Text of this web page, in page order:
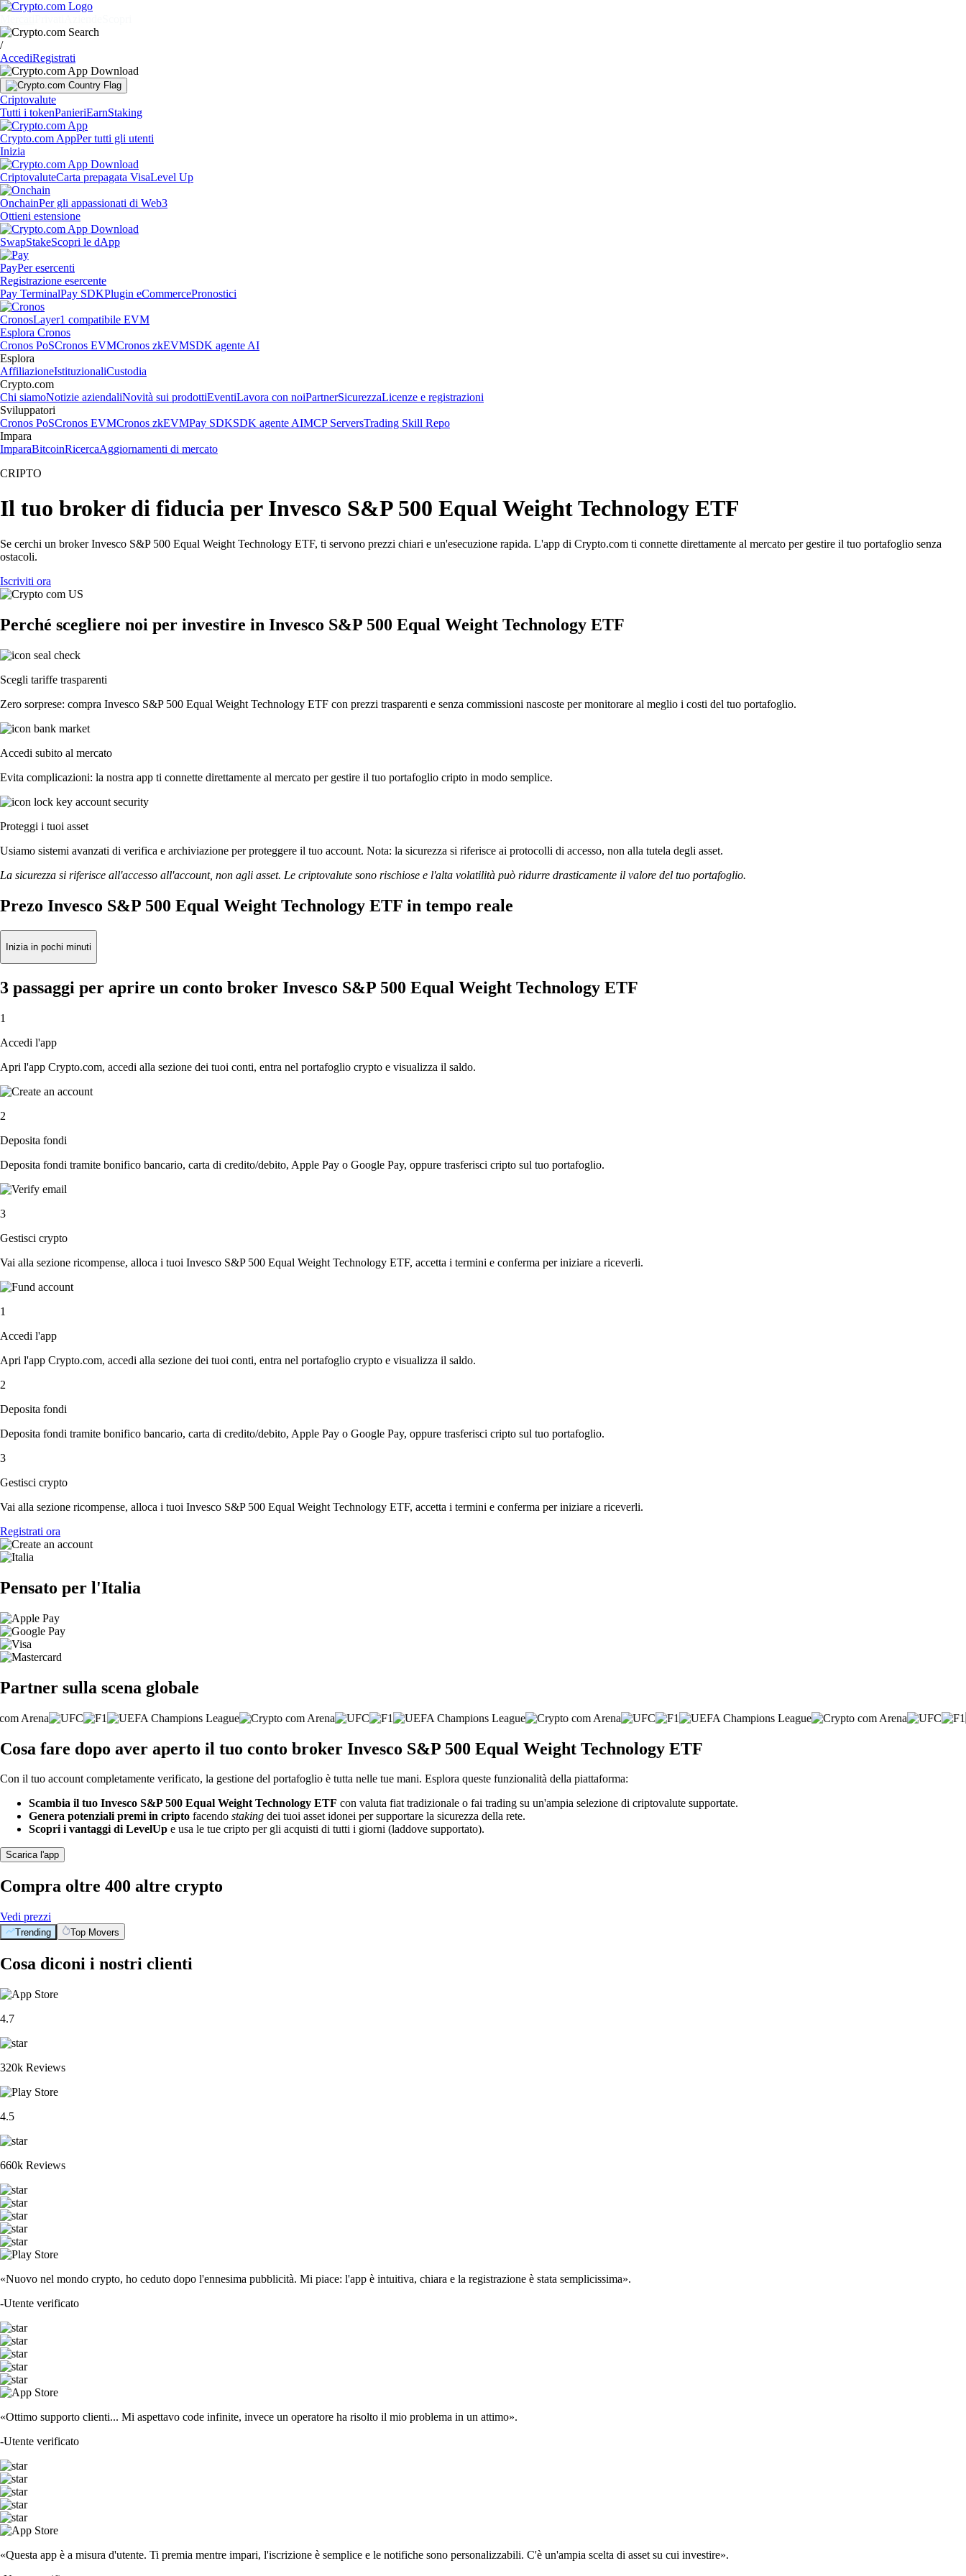
/
AccediRegistrati
Criptovalute
Tutti i tokenPanieriEarnStaking
Crypto.com AppPer tutti gli utenti
Inizia
CriptovaluteCarta prepagata VisaLevel Up
OnchainPer gli appassionati di Web3
Ottieni estensione
SwapStakeScopri le dApp
PayPer esercenti
Registrazione esercente
Pay TerminalPay SDKPlugin eCommercePronostici
CronosLayer1 compatibile EVM
Esplora Cronos
Cronos PoSCronos EVMCronos zkEVMSDK agente AI
Esplora
AffiliazioneIstituzionaliCustodia
Crypto.com
Chi siamoNotizie aziendaliNovità sui prodottiEventiLavora con noiPartnerSicurezzaLicenze e registrazioni
Sviluppatori
Cronos PoSCronos EVMCronos zkEVMPay SDKSDK agente AIMCP ServersTrading Skill Repo
Impara
ImparaBitcoinRicercaAggiornamenti di mercato
CRIPTO
Il tuo broker di fiducia per Invesco S&P 500 Equal Weight Technology ETF
Se cerchi un broker Invesco S&P 500 Equal Weight Technology ETF, ti servono prezzi chiari e un'esecuzione rapida. L'app di Crypto.com ti connette direttamente al mercato per gestire il tuo portafoglio senza
ostacoli.
Iscriviti ora
Perché scegliere noi per investire in Invesco S&P 500 Equal Weight Technology ETF
Scegli tariffe trasparenti
Zero sorprese: compra Invesco S&P 500 Equal Weight Technology ETF con prezzi trasparenti e senza commissioni nascoste per monitorare al meglio i costi del tuo portafoglio.
Accedi subito al mercato
Evita complicazioni: la nostra app ti connette direttamente al mercato per gestire il tuo portafoglio cripto in modo semplice.
Proteggi i tuoi asset
Usiamo sistemi avanzati di verifica e archiviazione per proteggere il tuo account. Nota: la sicurezza si riferisce ai protocolli di accesso, non alla tutela degli asset.
La sicurezza si riferisce all'accesso all'account, non agli asset. Le criptovalute sono rischiose e l'alta volatilità può ridurre drasticamente il valore del tuo portafoglio.
Prezo Invesco S&P 500 Equal Weight Technology ETF in tempo reale
Inizia in pochi minuti
3 passaggi per aprire un conto broker Invesco S&P 500 Equal Weight Technology ETF
1
Accedi l'app
Apri l'app Crypto.com, accedi alla sezione dei tuoi conti, entra nel portafoglio crypto e visualizza il saldo.
2
Deposita fondi
Deposita fondi tramite bonifico bancario, carta di credito/debito, Apple Pay o Google Pay, oppure trasferisci cripto sul tuo portafoglio.
3
Gestisci crypto
Vai alla sezione ricompense, alloca i tuoi Invesco S&P 500 Equal Weight Technology ETF, accetta i termini e conferma per iniziare a riceverli.
1
Accedi l'app
Apri l'app Crypto.com, accedi alla sezione dei tuoi conti, entra nel portafoglio crypto e visualizza il saldo.
2
Deposita fondi
Deposita fondi tramite bonifico bancario, carta di credito/debito, Apple Pay o Google Pay, oppure trasferisci cripto sul tuo portafoglio.
3
Gestisci crypto
Vai alla sezione ricompense, alloca i tuoi Invesco S&P 500 Equal Weight Technology ETF, accetta i termini e conferma per iniziare a riceverli.
Registrati ora
Pensato per l'Italia
Partner sulla scena globale
Cosa fare dopo aver aperto il tuo conto broker Invesco S&P 500 Equal Weight Technology ETF
Con il tuo account completamente verificato, la gestione del portafoglio è tutta nelle tue mani. Esplora queste funzionalità della piattaforma:
Scambia il tuo Invesco S&P 500 Equal Weight Technology ETF con valuta fiat tradizionale o fai trading su un'ampia selezione di criptovalute supportate.
Genera potenziali premi in cripto facendo staking dei tuoi asset idonei per supportare la sicurezza della rete.
Scopri i vantaggi di LevelUp e usa le tue cripto per gli acquisti di tutti i giorni (laddove supportato).
Scarica l'app
Compra oltre 400 altre crypto
Vedi prezzi
Trending Top Movers
Cosa diconi i nostri clienti
4.7
320k Reviews
4.5
660k Reviews
«Nuovo nel mondo crypto, ho ceduto dopo l'ennesima pubblicità. Mi piace: l'app è intuitiva, chiara e la registrazione è stata semplicissima».
-Utente verificato
«Ottimo supporto clienti... Mi aspettavo code infinite, invece un operatore ha risolto il mio problema in un attimo».
-Utente verificato
«Questa app è a misura d'utente. Ti premia mentre impari, l'iscrizione è semplice e le notifiche sono personalizzabili. C'è un'ampia scelta di asset su cui investire».